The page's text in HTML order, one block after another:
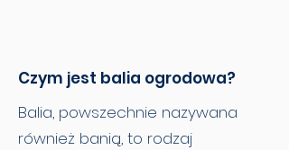
Czym jest balia ogrodowa?
Balia, powszechnie nazywana
również banią, to rodzaj